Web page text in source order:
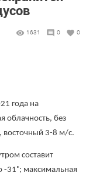
1631 0 0
года на
облачность, без
восточный 3-8 м/с.
составит
-31˚; максимальная